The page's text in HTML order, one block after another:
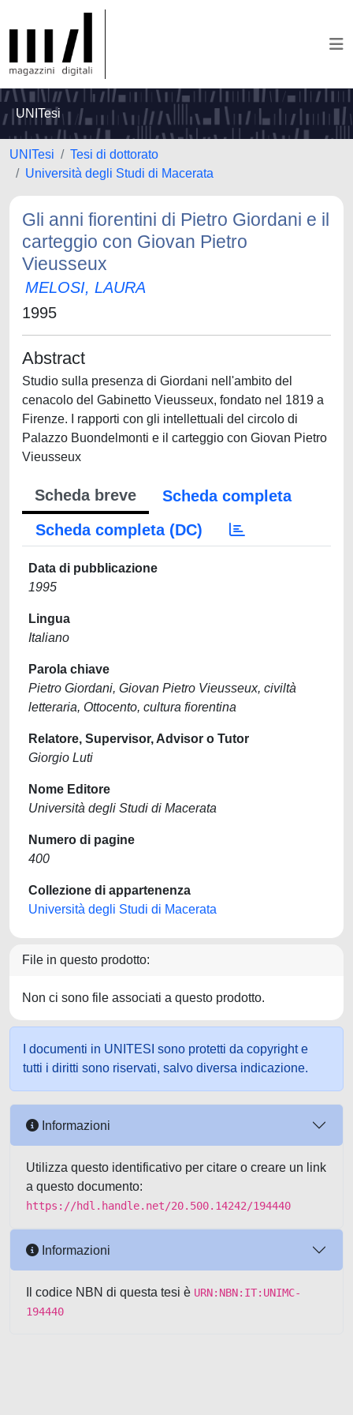
UNITesi
UNITesi
Tesi di dottorato
Università degli Studi di Macerata
Gli anni fiorentini di Pietro Giordani e il
carteggio con Giovan Pietro
Vieusseux
MELOSI, LAURA
1995
Abstract
Studio sulla presenza di Giordani nell'ambito del
cenacolo del Gabinetto Vieusseux, fondato nel 1819 a
Firenze. I rapporti con gli intellettuali del circolo di
Palazzo Buondelmonti e il carteggio con Giovan Pietro
Vieusseux
Scheda breve
Scheda completa
Scheda completa (DC)
Data di pubblicazione
1995
Lingua
Italiano
Parola chiave
Pietro Giordani, Giovan Pietro Vieusseux, civiltà
letteraria, Ottocento, cultura fiorentina
Relatore, Supervisor, Advisor o Tutor
Giorgio Luti
Nome Editore
Università degli Studi di Macerata
Numero di pagine
400
Collezione di appartenenza
Università degli Studi di Macerata
File in questo prodotto:
Non ci sono file associati a questo prodotto.
I documenti in UNITESI sono protetti da copyright e
tutti i diritti sono riservati, salvo diversa indicazione.
Informazioni
Utilizza questo identificativo per citare o creare un link
a questo documento:
https://hdl.handle.net/20.500.14242/194440
Informazioni
Il codice NBN di questa tesi è URN:NBN:IT:UNIMC-
194440